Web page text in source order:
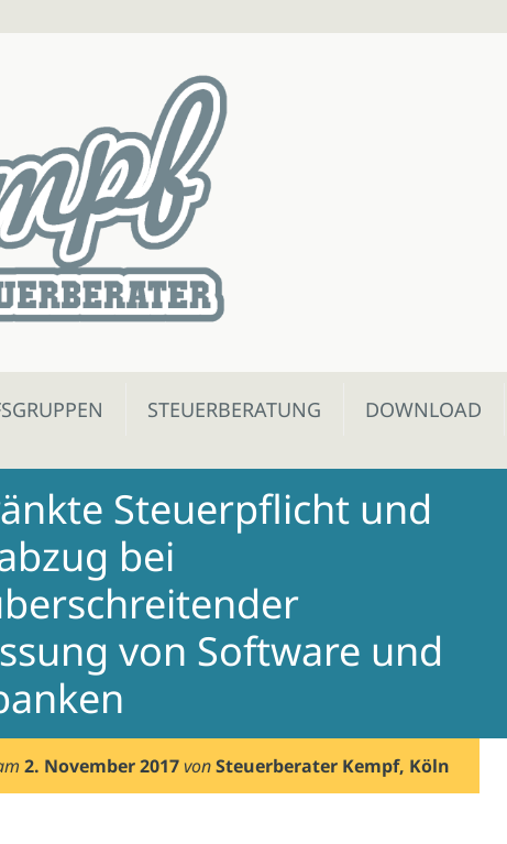
STEUERBERATUNG DOWNLOAD
Steuerpflicht und
bei
von Software und
2. November 2017 vonSteuerberater Kempf, Köln